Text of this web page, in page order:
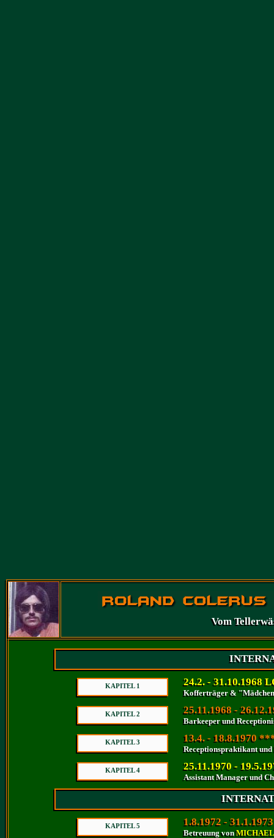
Vom
KAPITEL 1 24.2. - 31.10.1968
Kofferträger &
KAPITEL 2 25.11.1968 -
Barkeeper und
KAPITEL 3 13.4. - 18.8.1970
Receptionspraktikant und
KAPITEL 4 25.11.1970 -
Assistant Manager und
KAPITEL 5 1.8.1972 -
Betreuung von
Vom
KAPITEL 1 24.2. - 31.10.1968
Kofferträger & "Mädchen
KAPITEL 2 25.11.1968 -
Barkeeper und
KAPITEL 3 13.4. - 18.8.1970
Receptionspraktikant und
KAPITEL 4 25.11.1970 -
Assistant Manager und
KAPITEL 5 1.8.1972 -
Betreuung von